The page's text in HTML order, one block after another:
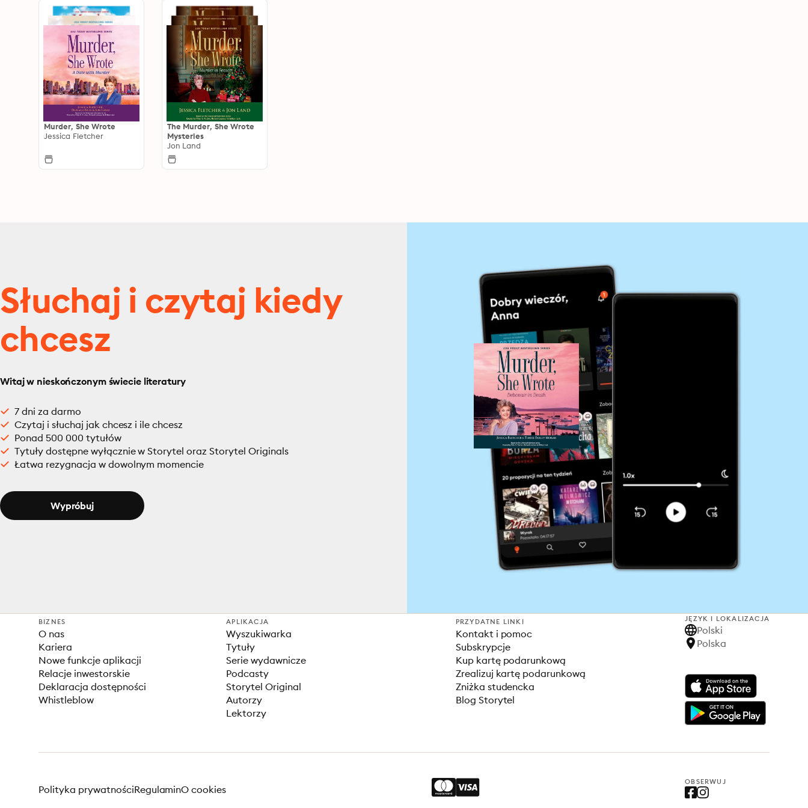
Murder, She Wrote
Jessica Fletcher
The Murder, She Wrote
Mysteries
Jon Land
Słuchaj i czytaj kiedy
chcesz
Witaj w nieskończonym świecie literatury
7 dni za darmo
Czytaj i słuchaj jak chcesz i ile chcesz
Ponad 500 000 tytułów
Tytuły dostępne wyłącznie w Storytel oraz Storytel Originals
Łatwa rezygnacja w dowolnym momencie
Wypróbuj
BIZNES
O nas
Kariera
Nowe funkcje aplikacji
Relacje inwestorskie
Deklaracja dostępności
Whistleblow
APLIKACJA
Wyszukiwarka
Tytuły
Serie wydawnicze
Podcasty
Storytel Original
Autorzy
Lektorzy
PRZYDATNE LINKI
Kontakt i pomoc
Subskrypcje
Kup kartę podarunkową
Zrealizuj kartę podarunkową
Zniżka studencka
Blog Storytel
JĘZYK I LOKALIZACJA
Polski
Polska
OBSERWUJ
Polityka prywatnościRegulaminO cookies